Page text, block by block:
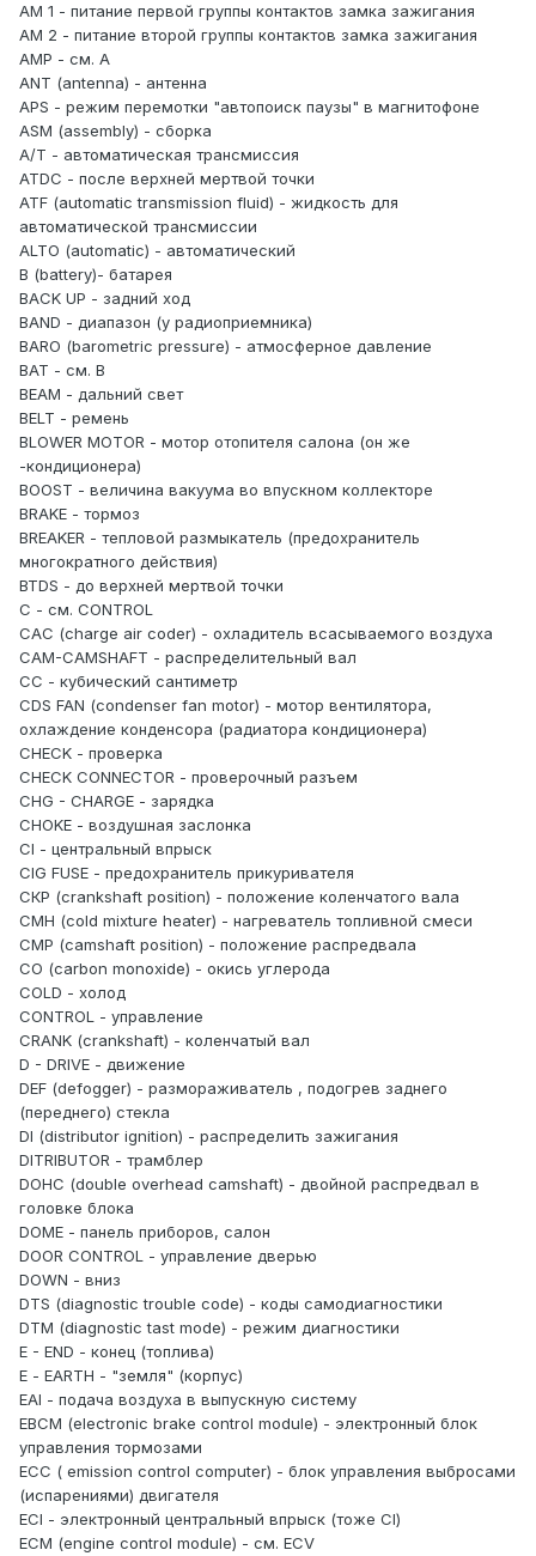
AM 1 - питание первой группы контактов замка зажигания
AM 2 - питание второй группы контактов замка зажигания
АМР - см. А
ANT (antenna) - антенна
APS - режим перемотки "автопоиск паузы" в магнитофоне
ASM (assembly) - сборка
А/Т - автоматическая трансмиссия
ATDC - после верхней мертвой точки
ATF (automatic transmission fluid) - жидкость для
автоматической трансмиссии
ALTO (automatic) - автоматический
В (battery)- батарея
BACK UP - задний ход
BAND - диапазон (у радиоприемника)
BARO (barometric pressure) - атмосферное давление
ВАТ - см. В
BEAM - дальний свет
BELT - ремень
BLOWER MOTOR - мотор отопителя салона (он же
-кондиционера)
BOOST - величина вакуума во впускном коллекторе
BRAKE - тормоз
BREAKER - тепловой размыкатель (предохранитель
многократного действия)
BTDS - до верхней мертвой точки
С - см. CONTROL
САС (charge air coder) - охладитель всасываемого воздуха
CAM-CAMSHAFT - распределительный вал
СС - кубический сантиметр
CDS FAN (condenser fan motor) - мотор вентилятора,
охлаждение конденсора (радиатора кондиционера)
CHECK - проверка
CHECK CONNECTOR - проверочный разъем
CHG - CHARGE - зарядка
CHOKE - воздушная заслонка
CI - центральный впрыск
CIG FUSE - предохранитель прикуривателя
СКР (crankshaft position) - положение коленчатого вала
СМН (cold mixture heater) - нагреватель топливной смеси
СМР (camshaft position) - положение распредвала
СО (carbon monoxide) - окись углерода
COLD - холод
CONTROL - управление
CRANK (crankshaft) - коленчатый вал
D - DRIVE - движение
DEF (defogger) - размораживатель , подогрев заднего
(переднего) стекла
DI (distributor ignition) - распределить зажигания
DITRIBUTOR - трамблер
DOHC (double overhead camshaft) - двойной распредвал в
головке блока
DOME - панель приборов, салон
DOOR CONTROL - управление дверью
DOWN - вниз
DTS (diagnostic trouble code) - коды самодиагностики
DTM (diagnostic tast mode) - режим диагностики
E - END - конец (топлива)
Е - EARTH - "земля" (корпус)
EAI - подача воздуха в выпускную систему
ЕВСМ (electronic brake control module) - электронный блок
управления тормозами
ЕСС ( emission control computer) - блок управления выбросами
(испарениями) двигателя
ECI - электронный центральный впрыск (тоже CI)
ЕСМ (engine control module) - см. ECV